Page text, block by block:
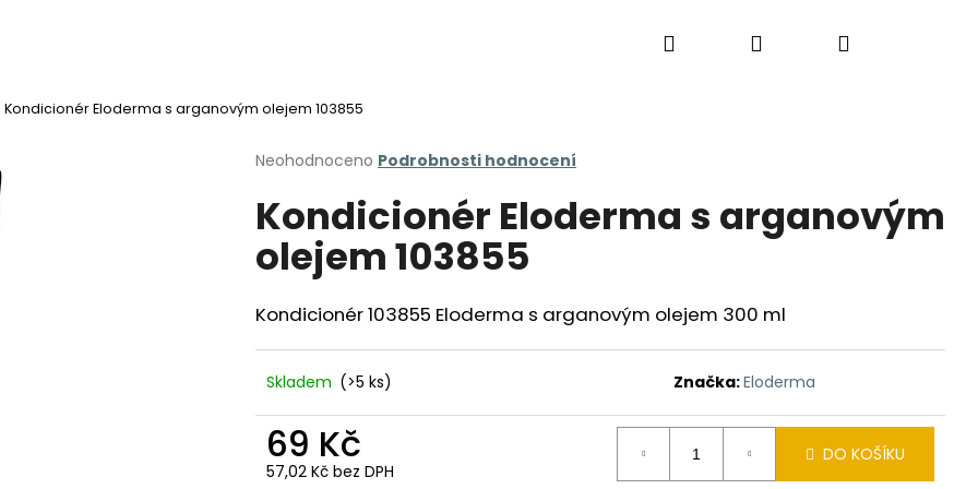
Hledat PřihlášeníNákupní
Kondicionér Eloderma s arganovým olejem 103855
Průměrné
produktu
je
z
hvězdiček.
Neohodnoceno Podrobnosti hodnocení
Kondicionér Eloderma s arganovým
olejem 103855
Kondicionér 103855 Eloderma s arganovým olejem 300 ml
Skladem (>5 ks) Značka:Eloderma
69 Kč
57,02 Kč bez DPH
DO KOŠÍKU
Co potřebujete najít?
HLEDAT